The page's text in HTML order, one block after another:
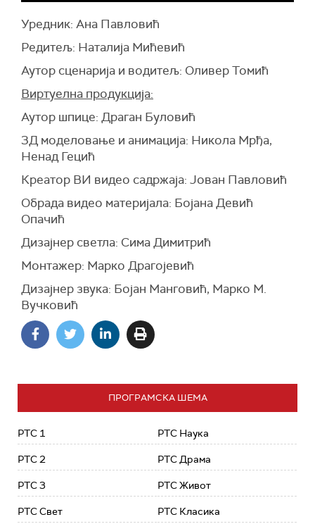
Уредник: Ана Павловић
Редитељ: Наталија Мићевић
Аутор сценарија и водитељ: Оливер Томић
Виртуелна продукција:
Аутор шпице: Драган Буловић
3Д моделовање и анимација: Никола Мрђа,
Ненад Гецић
Креатор ВИ видео садржаја: Јован Павловић
Обрада видео материјала: Бојана Девић
Опачић
Дизајнер светла: Сима Димитрић
Монтажер: Марко Драгојевић
Дизајнер звука: Бојан Манговић, Марко М.
Вучковић
ПРОГРАМСКА ШЕМА
РТС 1
РТС 2
РТС 3
РТС Свет
РТС Наука
РТС Драма
РТС Живот
РТС Класика